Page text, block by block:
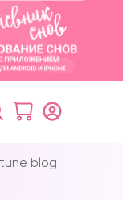
blog